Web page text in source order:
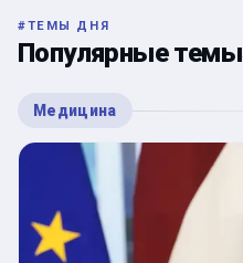
#ТЕМЫ ДНЯ
Популярные темы
Медицина